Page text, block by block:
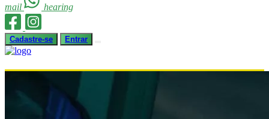
mail hearing
Cadastre-se Entrar